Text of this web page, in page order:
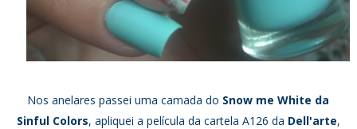
Nos anelares passei uma camada do Snow me White da
Sinful Colors, apliquei a película da cartela A126 da Dell'arte,